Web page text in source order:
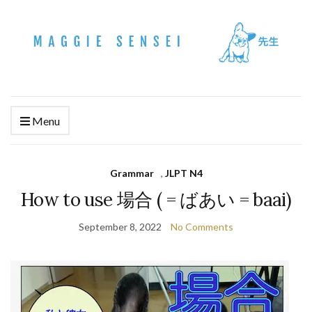
Menu
Grammar , JLPT N4
How to use 場合 ( = ばあい = baai)
September 8, 2022 No Comments